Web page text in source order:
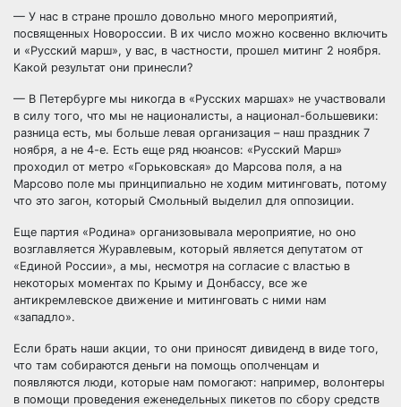
— У нас в стране прошло довольно много мероприятий,
посвященных Новороссии. В их число можно косвенно включить
и «Русский марш», у вас, в частности, прошел митинг 2 ноября.
Какой результат они принесли?
— В Петербурге мы никогда в «Русских маршах» не участвовали
в силу того, что мы не националисты, а национал-большевики:
разница есть, мы больше левая организация – наш праздник 7
ноября, а не 4-е. Есть еще ряд нюансов: «Русский Марш»
проходил от метро «Горьковская» до Марсова поля, а на
Марсово поле мы принципиально не ходим митинговать, потому
что это загон, который Смольный выделил для оппозиции.
Еще партия «Родина» организовывала мероприятие, но оно
возглавляется Журавлевым, который является депутатом от
«Единой России», а мы, несмотря на согласие с властью в
некоторых моментах по Крыму и Донбассу, все же
антикремлевское движение и митинговать с ними нам
«западло».
Если брать наши акции, то они приносят дивиденд в виде того,
что там собираются деньги на помощь ополченцам и
появляются люди, которые нам помогают: например, волонтеры
в помощи проведения еженедельных пикетов по сбору средств